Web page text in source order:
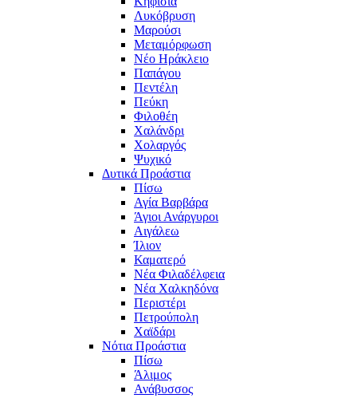
Λυκόβρυση
Μαρούσι
Μεταμόρφωση
Νέο Ηράκλειο
Παπάγου
Πεντέλη
Πεύκη
Φιλοθέη
Χαλάνδρι
Χολαργός
Ψυχικό
Δυτικά Προάστια
Πίσω
Αγία Βαρβάρα
Άγιοι Ανάργυροι
Αιγάλεω
Ίλιον
Καματερό
Νέα Φιλαδέλφεια
Νέα Χαλκηδόνα
Περιστέρι
Πετρούπολη
Χαϊδάρι
Νότια Προάστια
Πίσω
Άλιμος
Ανάβυσσος